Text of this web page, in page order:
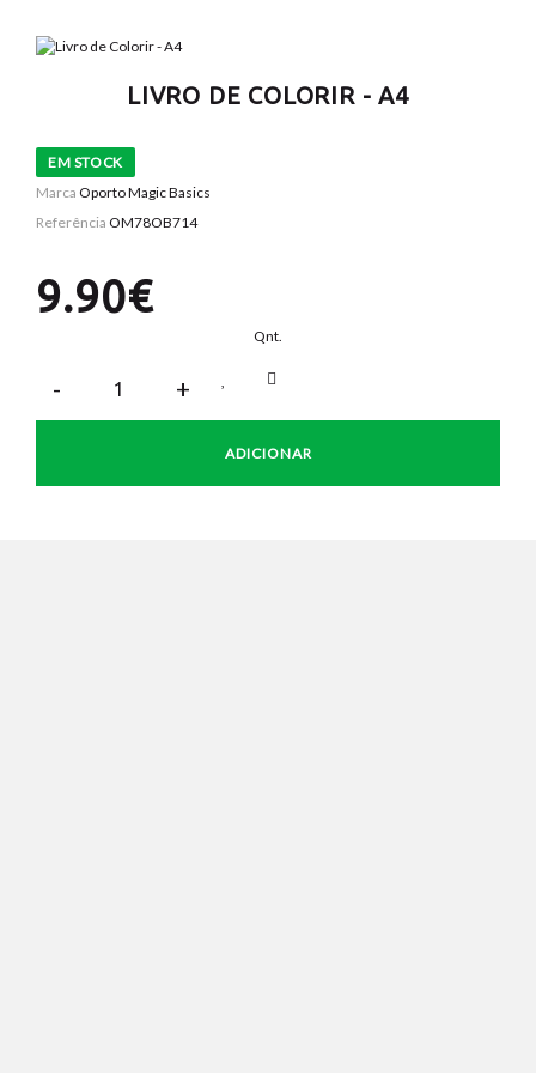
LIVRO DE COLORIR - A4
EM STOCK
Marca Oporto Magic Basics
Referência OM78OB714
9.90€
Qnt.
ADICIONAR